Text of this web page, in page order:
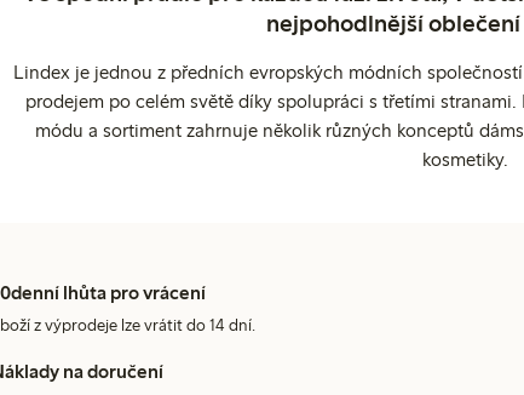
nejpohodlnější
Lindex je jednou z předních evropských módních
prodejem po celém světě díky spolupráci s třetími
módu a sortiment zahrnuje několik různých konceptů
kosmetiky.
lhůta pro vrácení
z výprodeje lze vrátit do 14 dní.
na doručení